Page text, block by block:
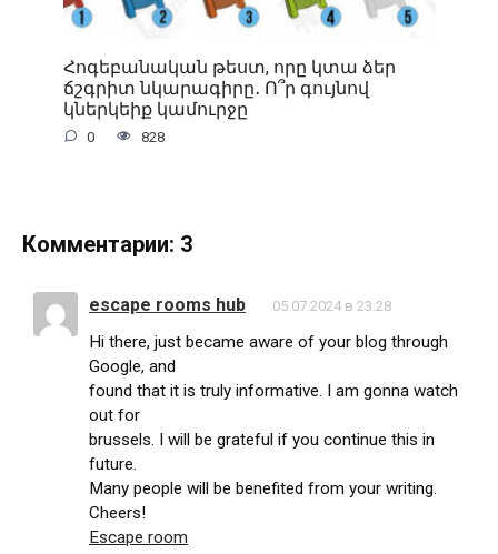
Հոգեբանական թեստ, որը կտա ձեր
ճշգրիտ նկարագիրը․ Ո՞ր գույնով
կներկեիք կամուրջը
0 828
Комментарии: 3
escape rooms hub 05.07.2024 в 23:28
Hi there, just became aware of your blog through
Google, and
found that it is truly informative. I am gonna watch
out for
brussels. I will be grateful if you continue this in
future.
Many people will be benefited from your writing.
Cheers!
Escape room